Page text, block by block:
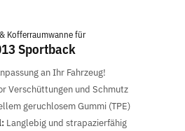
Kofferraumwanne für
Sportback
an Ihr Fahrzeug!
Verschüttungen und Schmutz
geruchlosem Gummi (TPE)
Langlebig und strapazierfähig